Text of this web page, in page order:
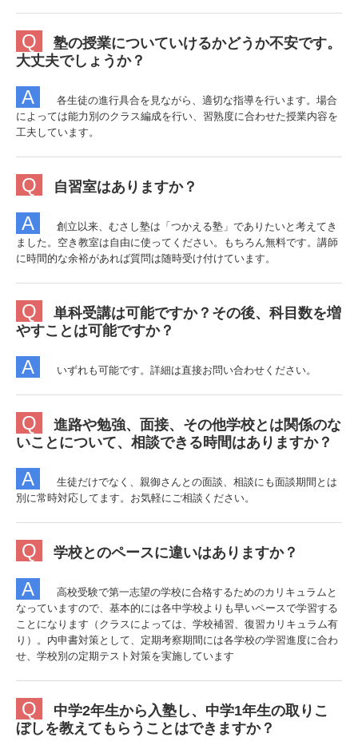
在塾生の方へ
お問合せ
プライバシーポリシー
Q
塾の授業についていけるかどうか不安です。
大丈夫でしょうか？
A
各生徒の進行具合を見ながら、適切な指導を行います。場合
によっては能力別のクラス編成を行い、習熟度に合わせた授業内容を
工夫しています。
Q 自習室はありますか？
A
創立以来、むさし塾は「つかえる塾」でありたいと考えてき
ました。空き教室は自由に使ってください。
もちろん無料です。講師
に時間的な余裕があれば質問は随時受け付けています。
Q
単科受講は可能ですか？その後、科目数を増
やすことは可能ですか？
A いずれも可能です。詳細は直接お問い合わせください。
Q
進路や勉強、面接、その他学校とは関係のな
いことについて、相談できる時間はありますか？
A
生徒だけでなく、親御さんとの面談、相談にも面談期間とは
別に常時対応してます。お気軽にご相談ください。
Q 学校とのペースに違いはありますか？
A
高校受験で第一志望の学校に合格するためのカリキュラムと
なっていますので、基本的には各中学校よりも早いペースで学習する
ことになります（クラスによっては、学校補習、復習カリキュラム有
り）。内申書対策として、定期考察期間には各学校の学習進度に合わ
せ、学校別の定期テスト対策を実施しています
Q
中学2年生から入塾し、中学1年生の取りこ
ぼしを教えてもらうことはできますか？